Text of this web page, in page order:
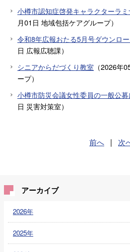
小樽市認知症啓発キャラクターラミ
月01日 地域包括ケアグループ）
令和8年広報おたる5月号ダウンロ
日 広報広聴課）
シニアからだづくり教室 （2026年
ープ）
小樽市防災会議女性委員の一般公
日 災害対策室）
前へ | 次
アーカイブ
2026年
2025年